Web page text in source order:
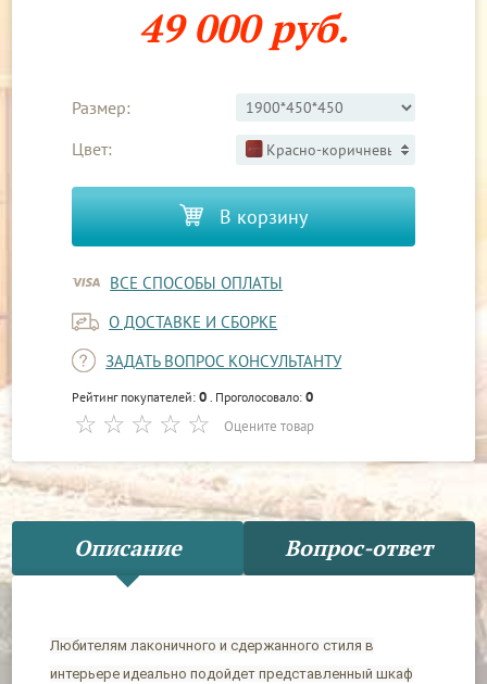
49 000 руб.
Размер:
Цвет:
Красно-коричневый 3
В корзину
ВСЕ СПОСОБЫ ОПЛАТЫ
О ДОСТАВКЕ И СБОРКЕ
ЗАДАТЬ ВОПРОС КОНСУЛЬТАНТУ
Рейтинг покупателей:0 . Проголосовало:0
Оцените товар
Описание Вопрос-ответ
Любителям лаконичного и сдержанного стиля в
интерьере идеально подойдет представленный шкаф